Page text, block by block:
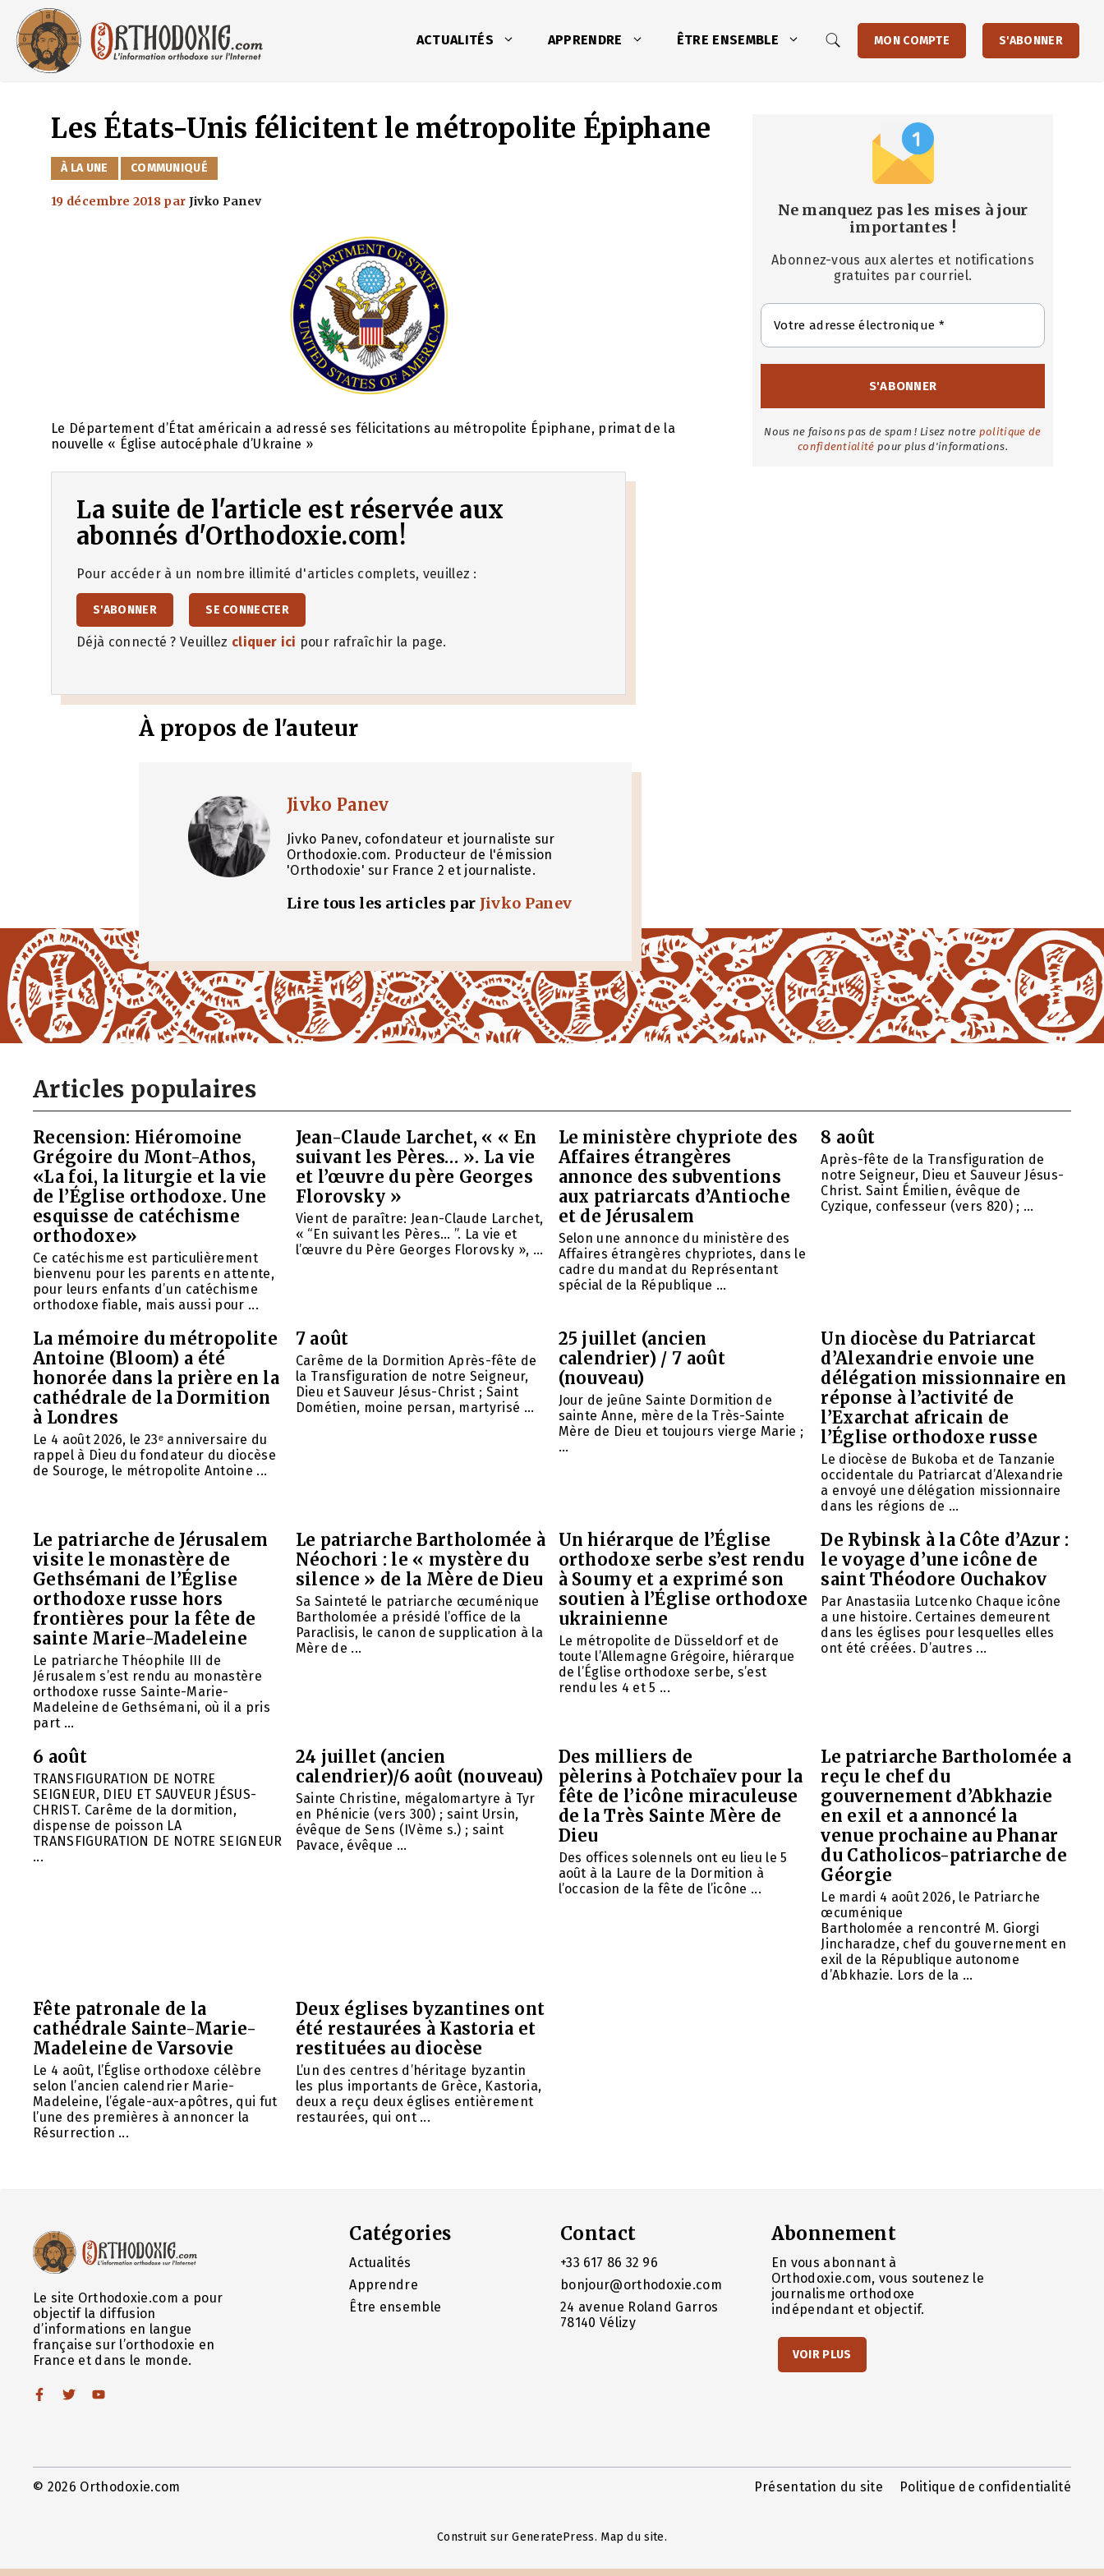
contenu
ACTUALITÉS APPRENDRE ÊTRE ENSEMBLE MON COMPTE S'ABONNER
Les États-Unis félicitent le métropolite Épiphane
CATÉGORIES
À LA UNE COMMUNIQUÉ
19 décembre 2018 par Jivko Panev
Le Département d’État américain a adressé ses félicitations au métropolite Épiphane, primat de la
nouvelle « Église autocéphale d’Ukraine »
La suite de l'article est réservée aux
abonnés d'Orthodoxie.com!
Pour accéder à un nombre illimité d'articles complets, veuillez :
S'ABONNER SE CONNECTER
Déjà connecté ? Veuillez cliquer ici pour rafraîchir la page.
À propos de l'auteur
Jivko Panev
Jivko Panev, cofondateur et journaliste sur
Orthodoxie.com. Producteur de l'émission
'Orthodoxie' sur France 2 et journaliste.
Lire tous les articles par Jivko Panev
Ne manquez pas les mises à jour
importantes !
Abonnez-vous aux alertes et notifications
gratuites par courriel.
Nous ne faisons pas de spam ! Lisez notre politique de
confidentialité pour plus d'informations.
Articles populaires
Recension: Hiéromoine
Grégoire du Mont-Athos,
«La foi, la liturgie et la vie
de l’Église orthodoxe. Une
esquisse de catéchisme
orthodoxe»
Ce catéchisme est particulièrement
bienvenu pour les parents en attente,
pour leurs enfants d’un catéchisme
orthodoxe fiable, mais aussi pour ...
Jean-Claude Larchet, « « En
suivant les Pères… ». La vie
et l’œuvre du père Georges
Florovsky »
Vient de paraître: Jean-Claude Larchet,
« “En suivant les Pères… ”. La vie et
l’œuvre du Père Georges Florovsky », ...
Le ministère chypriote des
Affaires étrangères
annonce des subventions
aux patriarcats d’Antioche
et de Jérusalem
Selon une annonce du ministère des
Affaires étrangères chypriotes, dans le
cadre du mandat du Représentant
spécial de la République ...
8 août
Après-fête de la Transfiguration de
notre Seigneur, Dieu et Sauveur Jésus-
Christ. Saint Émilien, évêque de
Cyzique, confesseur (vers 820) ; ...
La mémoire du métropolite
Antoine (Bloom) a été
honorée dans la prière en la
cathédrale de la Dormition
à Londres
Le 4 août 2026, le 23ᵉ anniversaire du
rappel à Dieu du fondateur du diocèse
de Souroge, le métropolite Antoine ...
7 août
Carême de la Dormition Après-fête de
la Transfiguration de notre Seigneur,
Dieu et Sauveur Jésus-Christ ; Saint
Dométien, moine persan, martyrisé ...
25 juillet (ancien
calendrier) / 7 août
(nouveau)
Jour de jeûne Sainte Dormition de
sainte Anne, mère de la Très-Sainte
Mère de Dieu et toujours vierge Marie ;
...
Un diocèse du Patriarcat
d’Alexandrie envoie une
délégation missionnaire en
réponse à l’activité de
l’Exarchat africain de
l’Église orthodoxe russe
Le diocèse de Bukoba et de Tanzanie
occidentale du Patriarcat d’Alexandrie
a envoyé une délégation missionnaire
dans les régions de ...
Le patriarche de Jérusalem
visite le monastère de
Gethsémani de l’Église
orthodoxe russe hors
frontières pour la fête de
sainte Marie-Madeleine
Le patriarche Théophile III de
Jérusalem s’est rendu au monastère
orthodoxe russe Sainte-Marie-
Madeleine de Gethsémani, où il a pris
part ...
Le patriarche Bartholomée à
Néochori : le « mystère du
silence » de la Mère de Dieu
Sa Sainteté le patriarche œcuménique
Bartholomée a présidé l’office de la
Paraclisis, le canon de supplication à la
Mère de ...
Un hiérarque de l’Église
orthodoxe serbe s’est rendu
à Soumy et a exprimé son
soutien à l’Église orthodoxe
ukrainienne
Le métropolite de Düsseldorf et de
toute l’Allemagne Grégoire, hiérarque
de l’Église orthodoxe serbe, s’est
rendu les 4 et 5 ...
De Rybinsk à la Côte d’Azur :
le voyage d’une icône de
saint Théodore Ouchakov
Par Anastasiia Lutcenko Chaque icône
a une histoire. Certaines demeurent
dans les églises pour lesquelles elles
ont été créées. D’autres ...
6 août
TRANSFIGURATION DE NOTRE
SEIGNEUR, DIEU ET SAUVEUR JÉSUS-
CHRIST. Carême de la dormition,
dispense de poisson LA
TRANSFIGURATION DE NOTRE SEIGNEUR
...
24 juillet (ancien
calendrier)/6 août (nouveau)
Sainte Christine, mégalomartyre à Tyr
en Phénicie (vers 300) ; saint Ursin,
évêque de Sens (IVème s.) ; saint
Pavace, évêque ...
Des milliers de
pèlerins à Potchaïev pour la
fête de l’icône miraculeuse
de la Très Sainte Mère de
Dieu
Des offices solennels ont eu lieu le 5
août à la Laure de la Dormition à
l’occasion de la fête de l’icône ...
Le patriarche Bartholomée a
reçu le chef du
gouvernement d’Abkhazie
en exil et a annoncé la
venue prochaine au Phanar
du Catholicos-patriarche de
Géorgie
Le mardi 4 août 2026, le Patriarche
œcuménique
Bartholomée a rencontré M. Giorgi
Jincharadze, chef du gouvernement en
exil de la République autonome
d’Abkhazie. Lors de la ...
Fête patronale de la
cathédrale Sainte-Marie-
Madeleine de Varsovie
Le 4 août, l’Église orthodoxe célèbre
selon l’ancien calendrier Marie-
Madeleine, l’égale-aux-apôtres, qui fut
l’une des premières à annoncer la
Résurrection ...
Deux églises byzantines ont
été restaurées à Kastoria et
restituées au diocèse
L’un des centres d’héritage byzantin
les plus importants de Grèce, Kastoria,
deux a reçu deux églises entièrement
restaurées, qui ont ...
Le site Orthodoxie.com a pour
objectif la diffusion
d’informations en langue
française sur l’orthodoxie en
France et dans le monde.
Catégories
Actualités
Apprendre
Être ensemble
Contact
+33 617 86 32 96
bonjour@orthodoxie.com
24 avenue Roland Garros
78140 Vélizy
Abonnement
En vous abonnant à
Orthodoxie.com, vous soutenez le
journalisme orthodoxe
indépendant et objectif.
VOIR PLUS
© 2026 Orthodoxie.com Présentation du site Politique de confidentialité
Construit surGeneratePress. Map du site.